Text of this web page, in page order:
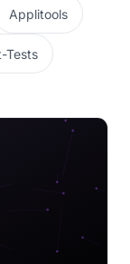
Applitools
Tests